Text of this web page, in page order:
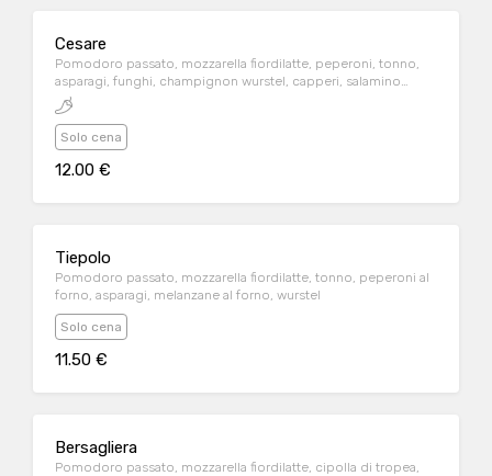
Cesare
Pomodoro passato, mozzarella fiordilatte, peperoni, tonno,
asparagi, funghi, champignon wurstel, capperi, salamino
piccante
Solo cena
12.00 €
Tiepolo
Pomodoro passato, mozzarella fiordilatte, tonno, peperoni al
forno, asparagi, melanzane al forno, wurstel
Solo cena
11.50 €
Bersagliera
Pomodoro passato, mozzarella fiordilatte, cipolla di tropea,